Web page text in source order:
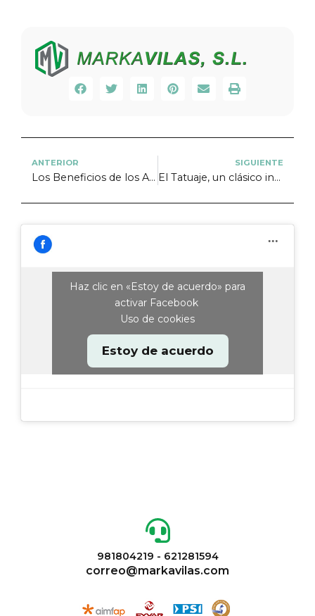
ANTERIOR
Los Beneficios de los Adhesivos P.V.C. en tu Estrategia de Marketing
SIGUIENTE
El Tatuaje, un clásico indiscutible
Haz clic en «Estoy de acuerdo» para
activar Facebook
Uso de cookies
Estoy de acuerdo
981804219 - 621281594
correo@markavilas.com